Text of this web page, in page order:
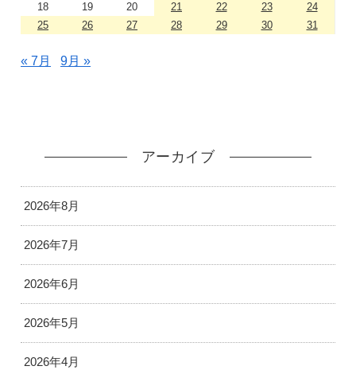
18
19 20 21 22 23
24
25
26 27 28 29 30 31
« 7月 9月 »
アーカイブ
2026年8月
2026年7月
2026年6月
2026年5月
2026年4月